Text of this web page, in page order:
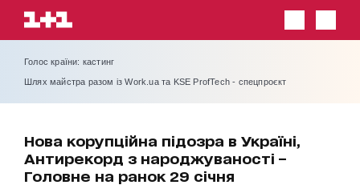
Голос країни: кастинг
Шлях майстра разом із Work.ua та KSE ProfTech - спецпроєкт
Нова корупційна підозра в Україні,
Антирекорд з народжуваності –
Головне на ранок 29 січня